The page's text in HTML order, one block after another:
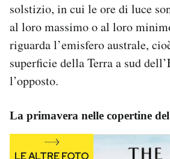
solstizio, in cui le ore di luce
al loro massimo o al loro
riguarda l’emisfero australe,
superficie della Terra a sud
l’opposto.
La primavera nelle copertine